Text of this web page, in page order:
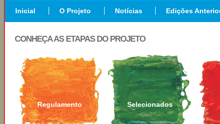
Inicial O Projeto Notícias Edições
CONHEÇA AS ETAPAS DO PROJETO
Regulamento Selecionados